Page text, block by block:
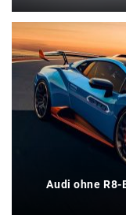
Audi ohne